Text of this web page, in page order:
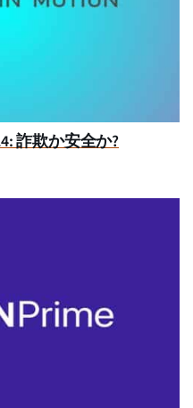
詐欺か安全か?